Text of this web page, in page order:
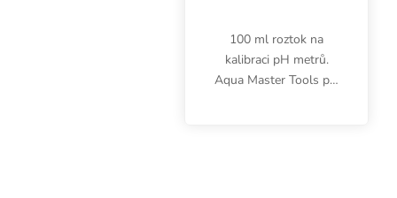
100 ml roztok na
kalibraci pH metrů.
Aqua Master Tools pH